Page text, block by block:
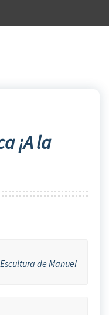
¡A la
de Manuel